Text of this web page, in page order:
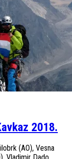
2018.
(AO), Vesna